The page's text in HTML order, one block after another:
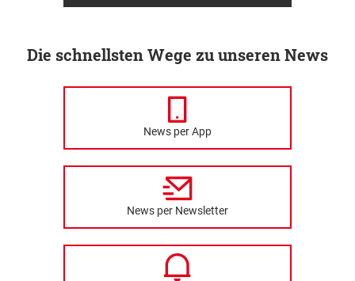
Die schnellsten Wege zu unseren News
News per App
News per Newsletter